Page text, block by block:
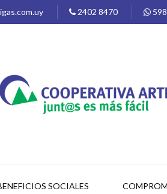
2402 8470
SOCIALES